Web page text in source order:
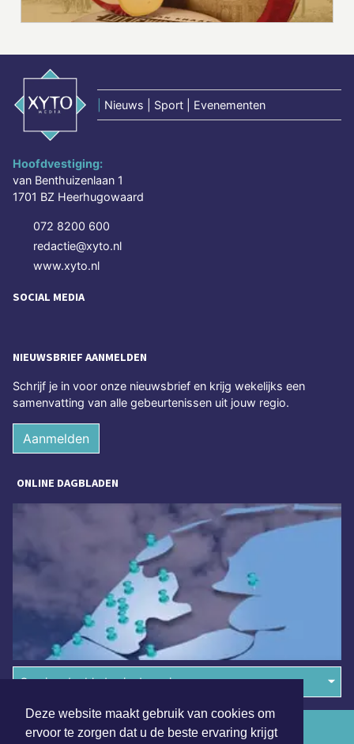
Deze website maakt gebruik van cookies om
ervoor te zorgen dat u de beste ervaring krijgt
Nieuws | Sport | Evenementen
Hoofdvestiging:
van Benthuizenlaan 1
1701 BZ Heerhugowaard
072 8200 600
redactie@xyto.nl
www.xyto.nl
SOCIAL MEDIA
NIEUWSBRIEF AANMELDEN
Schrijf je in voor onze nieuwsbrief en krijg wekelijks een
samenvatting van alle gebeurtenissen uit jouw regio.
Aanmelden
ONLINE DAGBLADEN
Overige dagbladen in de regio
Algemene voorwaarden